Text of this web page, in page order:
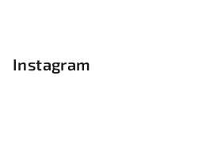
Instagram